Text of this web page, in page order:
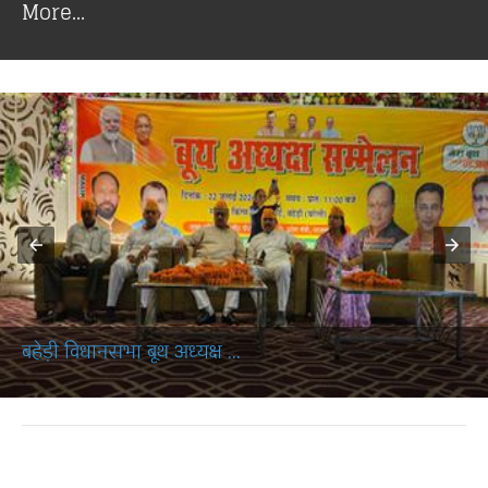
More...
बहेड़ी विधानसभा बूथ अध्यक्ष ...